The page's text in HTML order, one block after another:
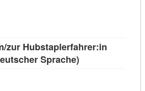
zur Hubstaplerfahrer:in
Sprache)